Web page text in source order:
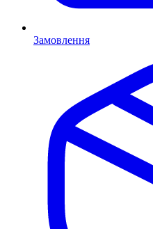
Замовлення